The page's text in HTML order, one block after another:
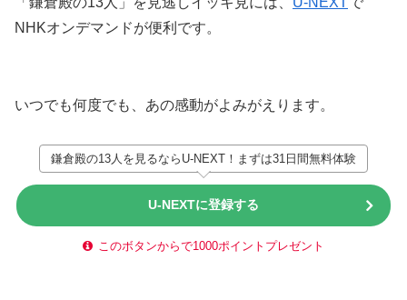
NHKオンデマンドが便利です。
いつでも何度でも、あの感動がよみがえります。
鎌倉殿の13人を見るならU-NEXT！まずは31日間無料体験
U-NEXTに登録する
このボタンからで1000ポイントプレゼント